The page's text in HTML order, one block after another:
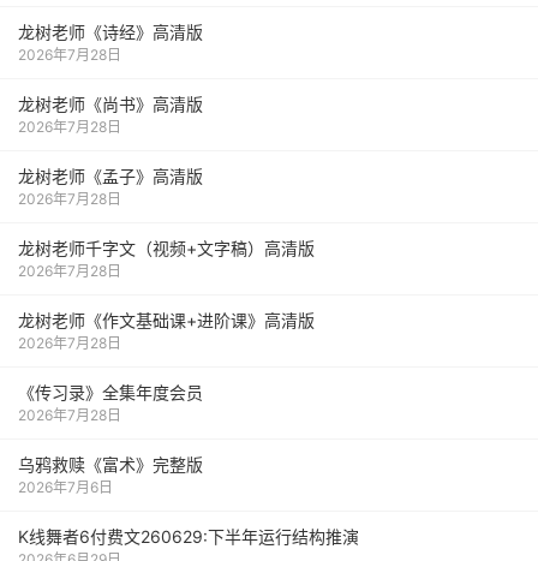
龙树老师《诗经》高清版
2026年7月28日
龙树老师《尚书》高清版
2026年7月28日
龙树老师《孟子》高清版
2026年7月28日
龙树老师千字文（视频+文字稿）高清版
2026年7月28日
龙树老师《作文基础课+进阶课》高清版
2026年7月28日
《传习录》全集年度会员
2026年7月28日
乌鸦救赎《富术》完整版
2026年7月6日
K线舞者6付费文260629:下半年运行结构推演